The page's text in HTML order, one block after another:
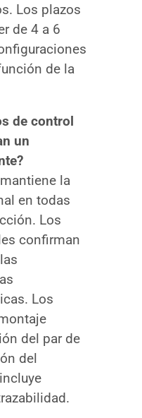
Los plazos
de 4 a 6
de la
de control
un
la
en todas
Los
confirman
Los
del par de
del